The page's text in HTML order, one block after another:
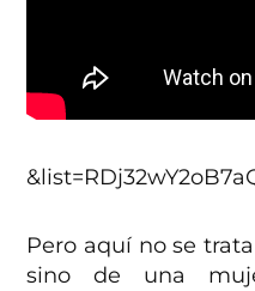
Pero aquí no se
sino de una